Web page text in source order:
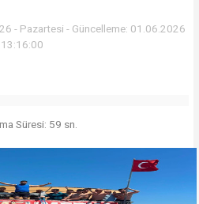
- Pazartesi - Güncelleme: 01.06.2026
13:16:00
Süresi: 59 sn.